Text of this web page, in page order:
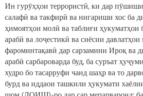
Ин гурӯҳҳои террористӣ, ки дар
салафӣ ва такфирӣ ва нигариши хос ба
ҳимоятҳои молӣ ва таблиғи ҳукуматҳои
арабӣ ва лоҷестикӣ ва сиёсии
фароминтақавӣ дар сарзамини Ироқ ва
арабӣ сарбароварда буд, ба суръат
худро бо тасарруфи чанд шаҳр ва то
бурд ва иддаои ташкили ҳукумати